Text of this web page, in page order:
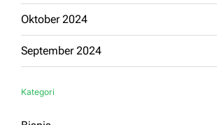
Oktober 2024
September 2024
Kategori